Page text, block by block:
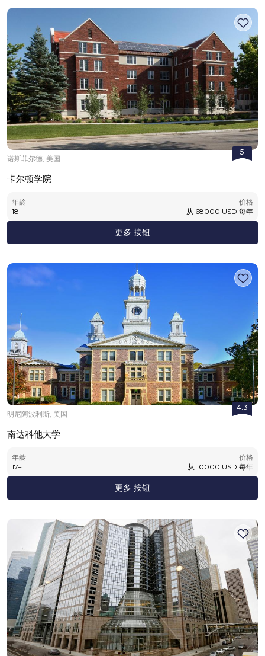
5
诺斯菲尔德, 美国
卡尔顿学院
年龄
18+
价格
从 68000 USD 每年
更多 按钮
4.3
明尼阿波利斯, 美国
南达科他大学
年龄
17+
价格
从 10000 USD 每年
更多 按钮